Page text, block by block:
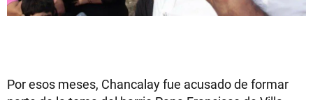
Por esos meses, Chancalay fue acusado de formar